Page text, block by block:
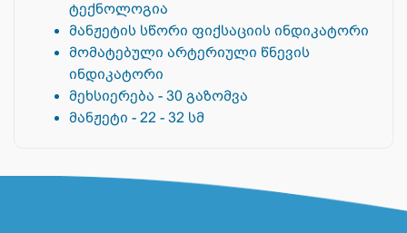
ტექნოლოგია
მანჟეტის სწორი ფიქსაციის ინდიკატორი
მომატებული არტერიული წნევის
ინდიკატორი
მეხსიერება - 30 გაზომვა
მანჟეტი - 22 - 32 სმ